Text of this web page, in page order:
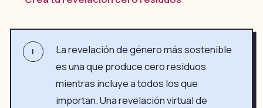
i
La revelación de género más sostenible
es una que produce cero residuos
mientras incluye a todos los que
importan. Una revelación virtual de